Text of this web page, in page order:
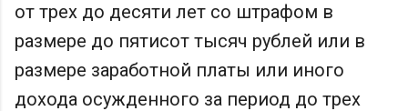
от трех до десяти лет со штрафом в
размере до пятисот тысяч рублей или в
размере заработной платы или иного
дохода осужденного за период до трех